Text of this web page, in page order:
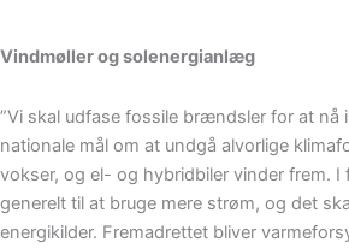
Vindmøller og solenergianlæg
”Vi skal udfase fossile brændsler for at nå
nationale mål om at undgå alvorlige
vokser, og el- og hybridbiler vinder frem. I
generelt til at bruge mere strøm, og det
energikilder. Fremadrettet bliver